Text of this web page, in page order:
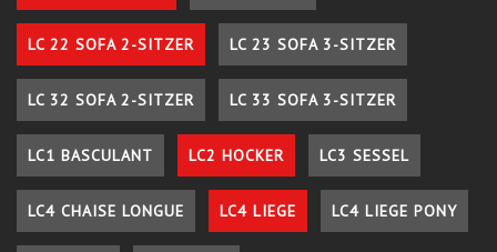
LC 22 SOFA 2-SITZER LC 23 SOFA 3-SITZER
LC 32 SOFA 2-SITZER LC 33 SOFA 3-SITZER
LC1 BASCULANT LC2 HOCKER LC3 SESSEL
LC4 CHAISE LONGUE LC4 LIEGE LC4 LIEGE PONY